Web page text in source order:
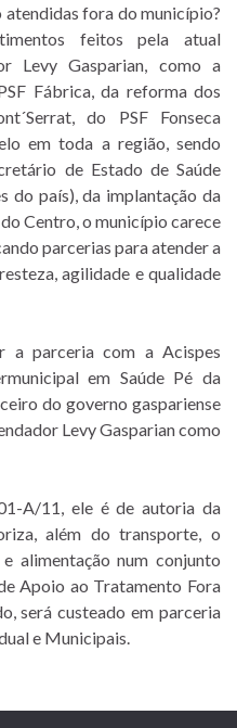
atendidas fora do município?
feitos pela atual
Levy Gasparian, como a
Fábrica, da reforma dos
do PSF Fonseca
em toda a região, sendo
de Estado de Saúde
do país), da implantação da
Centro, o município carece
parcerias para atender a
agilidade e qualidade
a parceria com a Acispes
em Saúde Pé da
do governo gaspariense
Levy Gasparian como
A/11, ele é de autoria da
além do transporte, o
alimentação num conjunto
Apoio ao Tratamento Fora
será custeado em parceria
e Municipais.